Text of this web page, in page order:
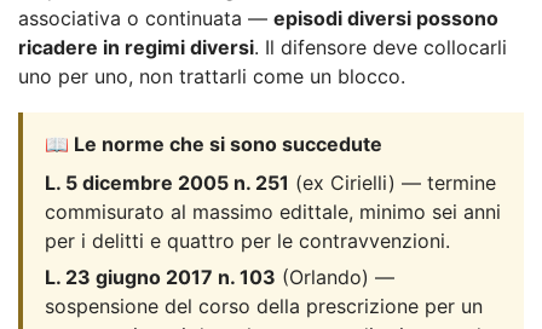
associativa o continuata — episodi diversi possono
ricadere in regimi diversi. Il difensore deve collocarli
uno per uno, non trattarli come un blocco.
📖 Le norme che si sono succedute
L. 5 dicembre 2005 n. 251 (ex Cirielli) — termine
commisurato al massimo edittale, minimo sei anni
per i delitti e quattro per le contravvenzioni.
L. 23 giugno 2017 n. 103 (Orlando) —
sospensione del corso della prescrizione per un